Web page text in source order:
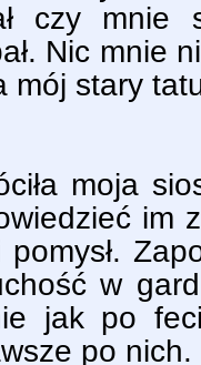
czy
Nic mnie
mój stary
moja
im
w
jak po
po nich.